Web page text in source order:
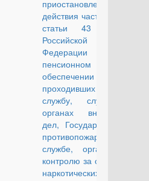
приостановлении
действия части второй
статьи 43 Закона
Российской
Федерации "О
пенсионном
обеспечении лиц,
проходивших военную
службу, службу в
органах внутренних
дел, Государственной
противопожарной
службе, органах по
контролю за оборотом
наркотических средств